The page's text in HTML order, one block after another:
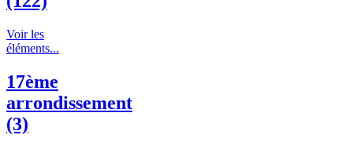
Voir les
éléments...
17ème
arrondissement
(3)